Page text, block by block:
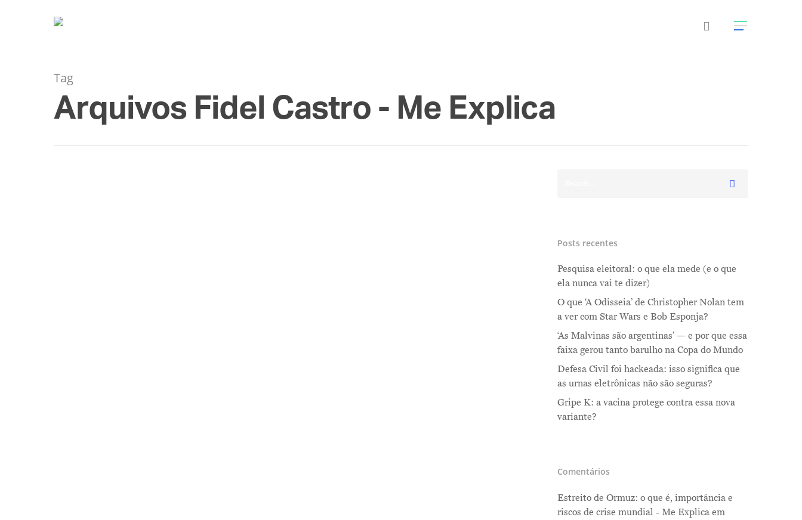
Tag
Arquivos Fidel Castro - Me Explica
Posts recentes
Pesquisa eleitoral: o que ela mede (e o que
ela nunca vai te dizer)
O que ‘A Odisseia’ de Christopher Nolan tem
a ver com Star Wars e Bob Esponja?
‘As Malvinas são argentinas’ — e por que essa
faixa gerou tanto barulho na Copa do Mundo
Defesa Civil foi hackeada: isso significa que
as urnas eletrônicas não são seguras?
Gripe K: a vacina protege contra essa nova
variante?
Comentários
Estreito de Ormuz: o que é, importância e
riscos de crise mundial - Me Explicaem